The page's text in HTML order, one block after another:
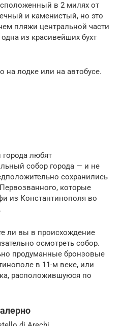
в 2 милях от
и каменистый, но это
пляжи центральной части
из красивейших бухт
лодке или на автобусе.
любят
собор города — и не
сохранились
которые
из Константинополя во
ли вы в происхождение
осмотреть собор.
продуманные бронзовые
в 11-м веке, или
расположившуюся по